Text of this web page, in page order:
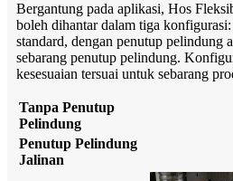
Bergantung pada aplikasi, Hos
boleh dihantar dalam tiga
standard, dengan penutup pelindung
sebarang penutup pelindung.
kesesuaian tersuai untuk sebarang
Tanpa Penutup
Pelindung
Penutup Pelindung
Jalinan